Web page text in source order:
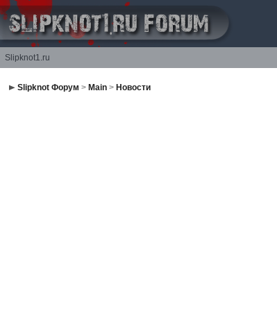
Slipknot1.ru
Slipknot Форум > Main > Новости